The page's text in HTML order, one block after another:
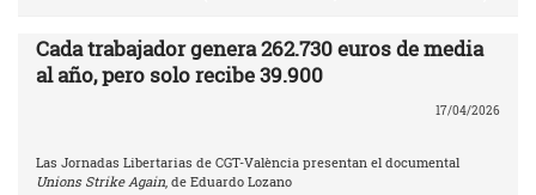
Cada trabajador genera 262.730 euros de media
al año, pero solo recibe 39.900
17/04/2026
Las Jornadas Libertarias de CGT-València presentan el documental
Unions Strike Again , de Eduardo Lozano